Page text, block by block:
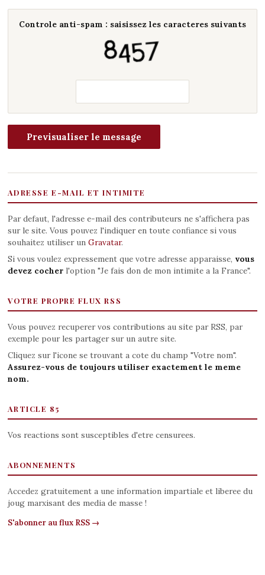
Controle anti-spam : saisissez les caracteres suivants
ADRESSE E-MAIL ET INTIMITE
Par defaut, l'adresse e-mail des contributeurs ne s'affichera pas
sur le site. Vous pouvez l'indiquer en toute confiance si vous
souhaitez utiliser un Gravatar.
Si vous voulez expressement que votre adresse apparaisse, vous
devez cocherl'option "Je fais don de mon intimite a la France".
VOTRE PROPRE FLUX RSS
Vous pouvez recuperer vos contributions au site par RSS, par
exemple pour les partager sur un autre site.
Cliquez sur l'icone se trouvant a cote du champ "Votre nom".
Assurez-vous de toujours utiliser exactement le meme
nom.
ARTICLE 85
Vos reactions sont susceptibles d'etre censurees.
ABONNEMENTS
Accedez gratuitement a une information impartiale et liberee du
joug marxisant des media de masse !
S'abonner au flux RSS →